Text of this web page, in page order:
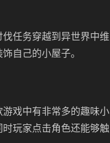
任务穿越到异世界中维
自己的小屋子。
戏中有非常多的趣味小
玩家点击角色还能够触